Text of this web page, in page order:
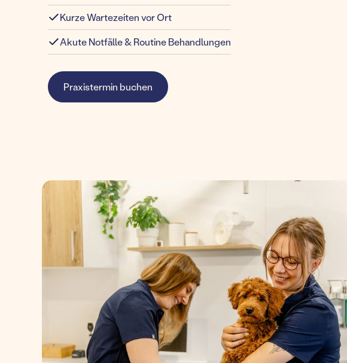
Kurze Wartezeiten vor Ort
Akute Notfälle & Routine Behandlungen
Praxistermin buchen